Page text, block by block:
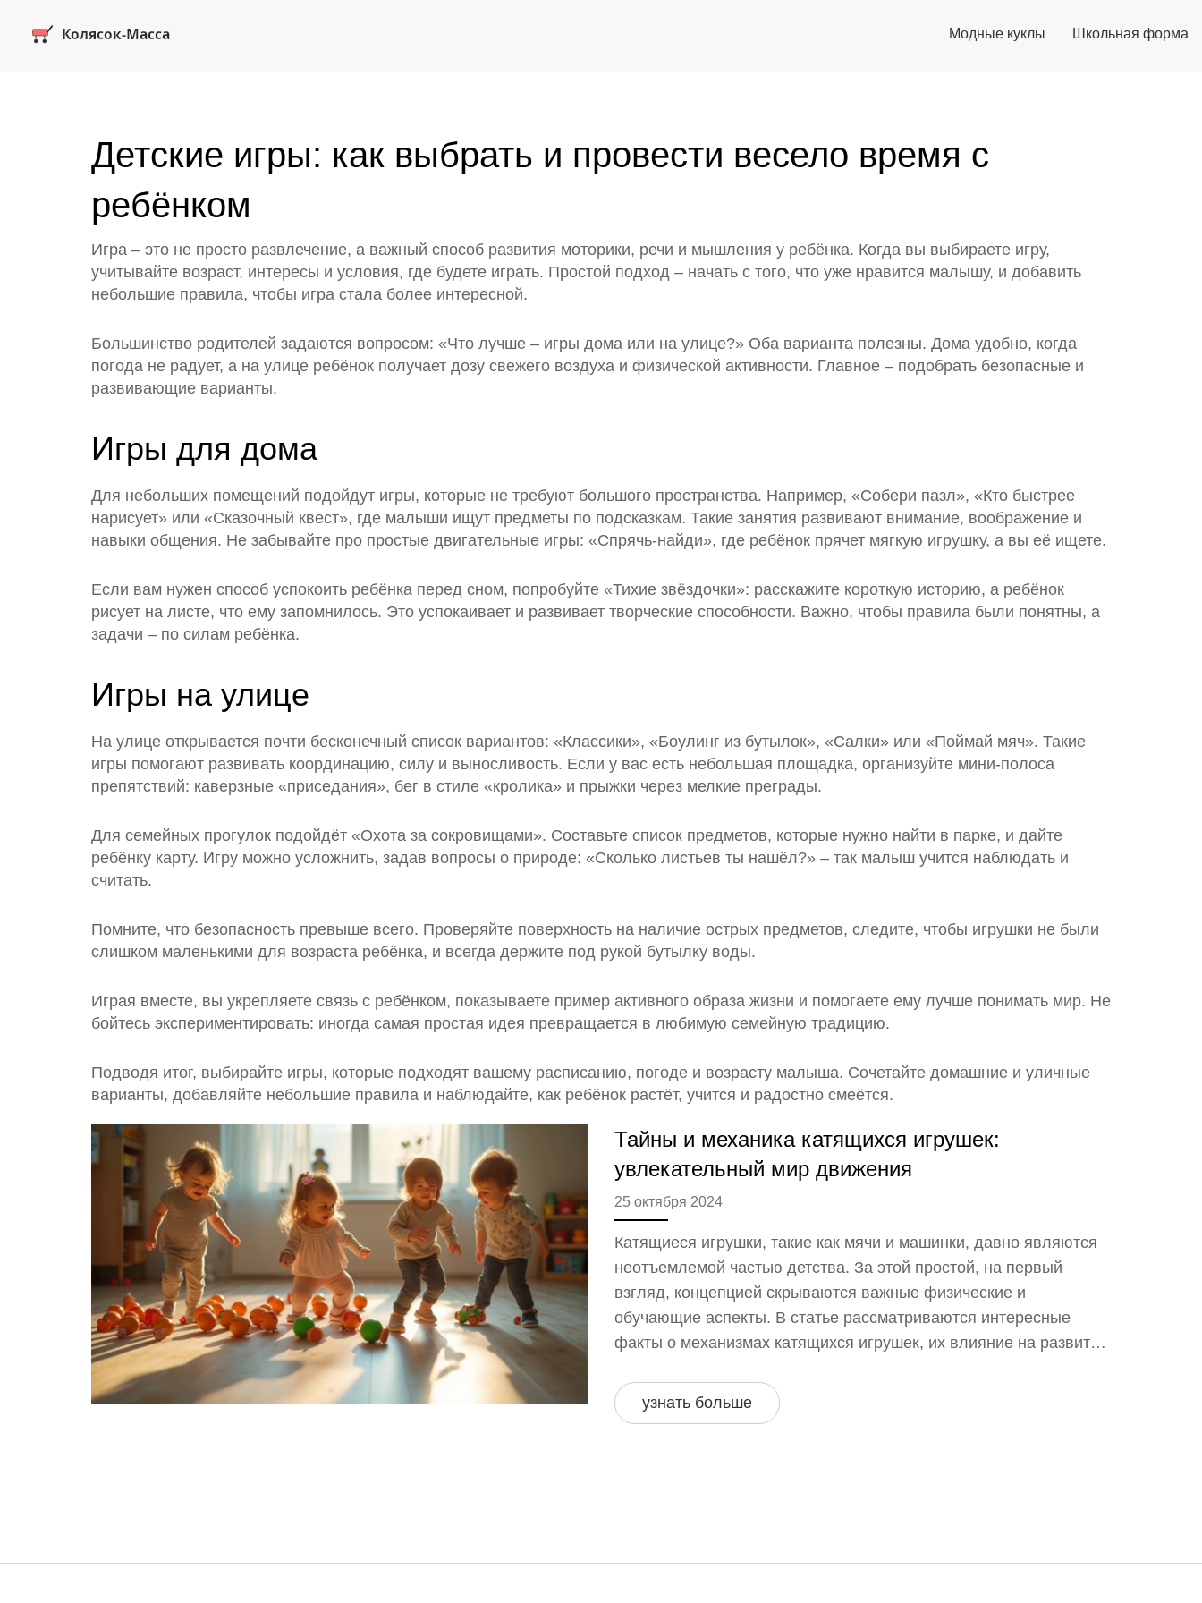
Модные куклы Школьная форма
Детские игры: как выбрать и провести весело время с
ребёнком
Игра – это не просто развлечение, а важный способ развития моторики, речи и мышления у ребёнка. Когда вы выбираете игру,
учитывайте возраст, интересы и условия, где будете играть. Простой подход – начать с того, что уже нравится малышу, и добавить
небольшие правила, чтобы игра стала более интересной.
Большинство родителей задаются вопросом: «Что лучше – игры дома или на улице?» Оба варианта полезны. Дома удобно, когда
погода не радует, а на улице ребёнок получает дозу свежего воздуха и физической активности. Главное – подобрать безопасные и
развивающие варианты.
Игры для дома
Для небольших помещений подойдут игры, которые не требуют большого пространства. Например, «Собери пазл», «Кто быстрее
нарисует» или «Сказочный квест», где малыши ищут предметы по подсказкам. Такие занятия развивают внимание, воображение и
навыки общения. Не забывайте про простые двигательные игры: «Спрячь‑найди», где ребёнок прячет мягкую игрушку, а вы её ищете.
Если вам нужен способ успокоить ребёнка перед сном, попробуйте «Тихие звёздочки»: расскажите короткую историю, а ребёнок
рисует на листе, что ему запомнилось. Это успокаивает и развивает творческие способности. Важно, чтобы правила были понятны, а
задачи – по силам ребёнка.
Игры на улице
На улице открывается почти бесконечный список вариантов: «Классики», «Боулинг из бутылок», «Салки» или «Поймай мяч». Такие
игры помогают развивать координацию, силу и выносливость. Если у вас есть небольшая площадка, организуйте мини‑полоса
препятствий: каверзные «приседания», бег в стиле «кролика» и прыжки через мелкие преграды.
Для семейных прогулок подойдёт «Охота за сокровищами». Составьте список предметов, которые нужно найти в парке, и дайте
ребёнку карту. Игру можно усложнить, задав вопросы о природе: «Сколько листьев ты нашёл?» – так малыш учится наблюдать и
считать.
Помните, что безопасность превыше всего. Проверяйте поверхность на наличие острых предметов, следите, чтобы игрушки не были
слишком маленькими для возраста ребёнка, и всегда держите под рукой бутылку воды.
Играя вместе, вы укрепляете связь с ребёнком, показываете пример активного образа жизни и помогаете ему лучше понимать мир. Не
бойтесь экспериментировать: иногда самая простая идея превращается в любимую семейную традицию.
Подводя итог, выбирайте игры, которые подходят вашему расписанию, погоде и возрасту малыша. Сочетайте домашние и уличные
варианты, добавляйте небольшие правила и наблюдайте, как ребёнок растёт, учится и радостно смеётся.
Тайны и механика катящихся игрушек:
увлекательный мир движения
25 октября 2024
Катящиеся игрушки, такие как мячи и машинки, давно являются
неотъемлемой частью детства. За этой простой, на первый
взгляд, концепцией скрываются важные физические и
обучающие аспекты. В статье рассматриваются интересные
факты о механизмах катящихся игрушек, их влияние на развитие
обсуждаются способы, как игры с этими игрушками могут
стимулировать творческое мышление и физическое развитие.
узнать больше